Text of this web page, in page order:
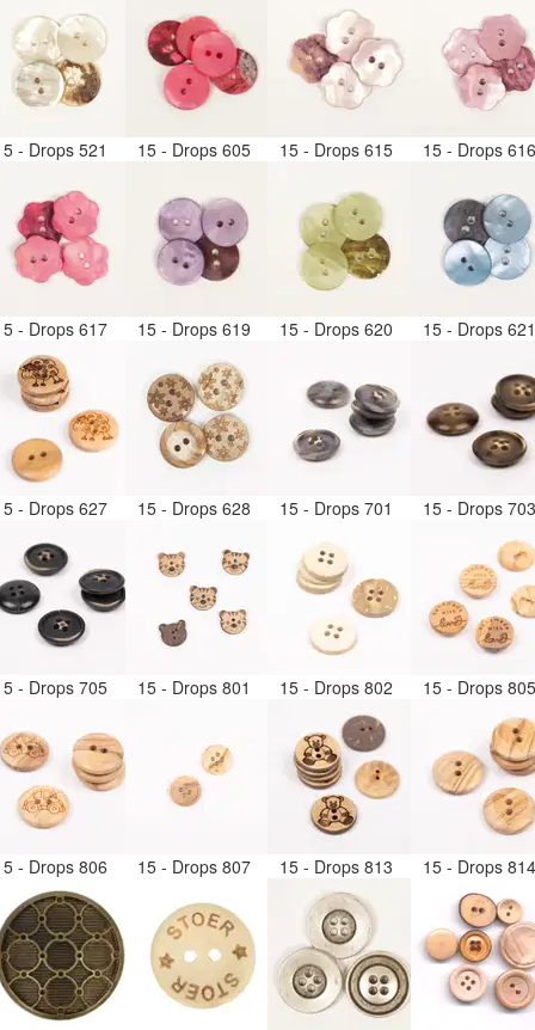
- Drops 521 15 - Drops 605 15 - Drops 615 15 - Drops
- Drops 617 15 - Drops 619 15 - Drops 620 15 - Drops
- Drops 627 15 - Drops 628 15 - Drops 701 15 - Drops
- Drops 705 15 - Drops 801 15 - Drops 802 15 - Drops
- Drops 806 15 - Drops 807 15 - Drops 813 15 - Drops